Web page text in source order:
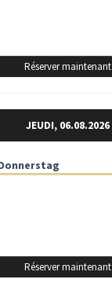
Réserver maintenant
JEUDI, 06.08.2026
Réserver maintenant